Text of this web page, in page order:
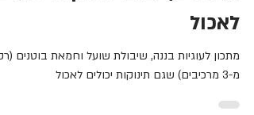
מרכיבים) שגם תינוקות
לאכול
מ-3 מרכיבים) שגם תינוקות יכולים לאכול